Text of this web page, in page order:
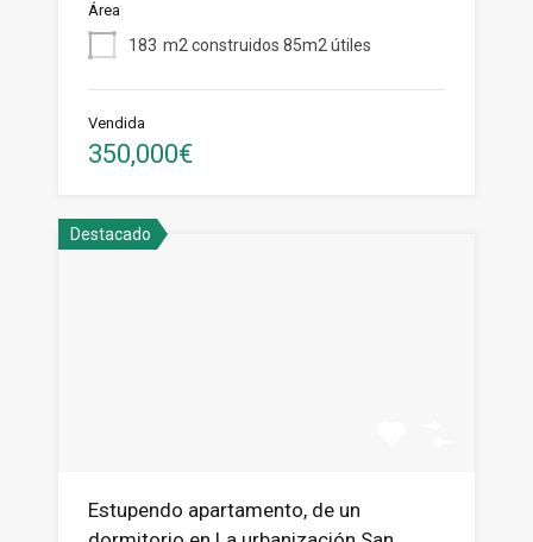
Área
183 m2 construidos 85m2 útiles
Vendida
350,000€
Destacado
Estupendo apartamento, de un